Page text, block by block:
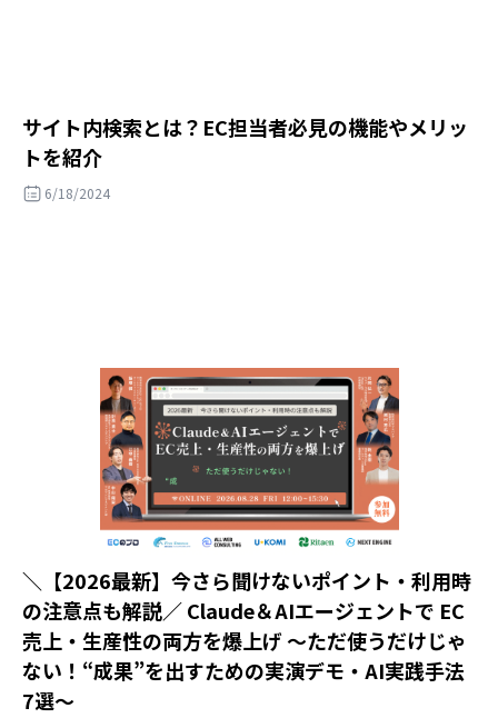
サイト内検索とは？EC担当者必見の機能やメリッ
トを紹介
6/18/2024
＼【2026最新】今さら聞けないポイント・利用時
の注意点も解説／ Claude＆AIエージェントで EC
売上・生産性の両方を爆上げ ～ただ使うだけじゃ
ない！“成果”を出すための実演デモ・AI実践手法
7選～